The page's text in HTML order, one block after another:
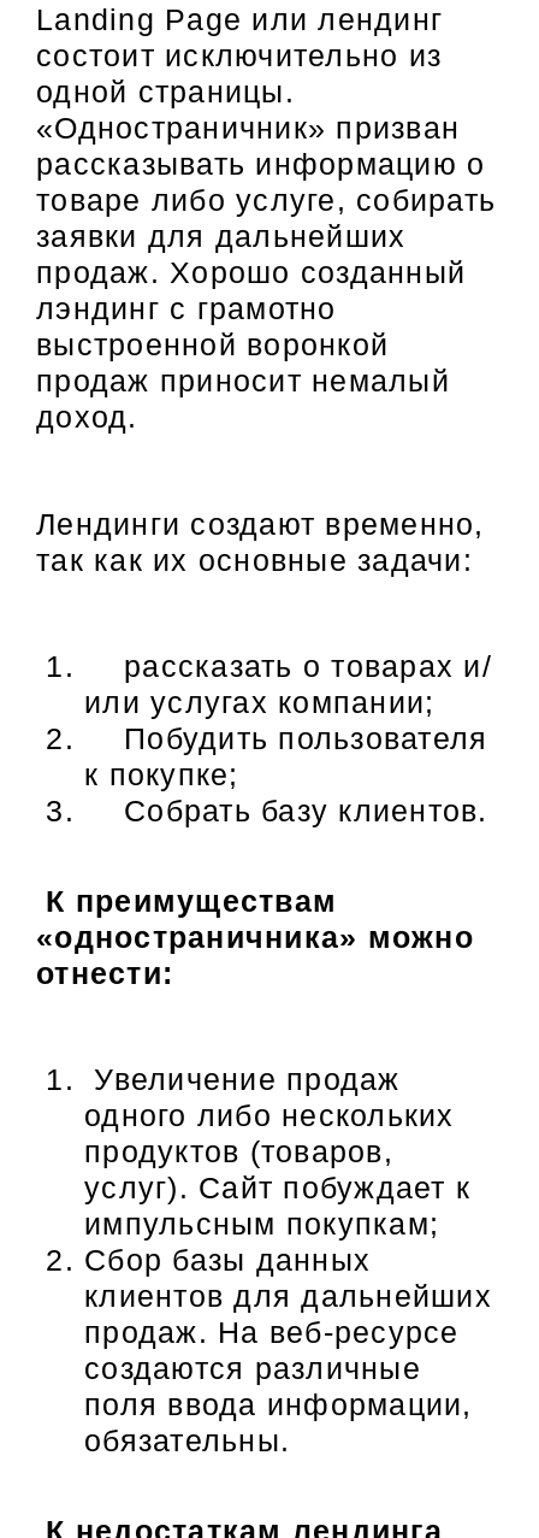
Landing Page или лендинг
состоит исключительно из
одной страницы.
«Одностраничник» призван
рассказывать информацию о
товаре либо услуге, собирать
заявки для дальнейших
продаж. Хорошо созданный
лэндинг с грамотно
выстроенной воронкой
продаж приносит немалый
доход.
Лендинги создают временно,
так как их основные задачи:
рассказать о товарах и/
или услугах компании;
Побудить пользователя
к покупке;
Собрать базу клиентов.
К преимуществам
«одностраничника» можно
отнести:
Увеличение продаж
одного либо нескольких
продуктов (товаров,
услуг). Сайт побуждает к
импульсным покупкам;
Сбор базы данных
клиентов для дальнейших
продаж. На веб-ресурсе
создаются различные
поля ввода информации,
обязательны.
К недостаткам лендинга